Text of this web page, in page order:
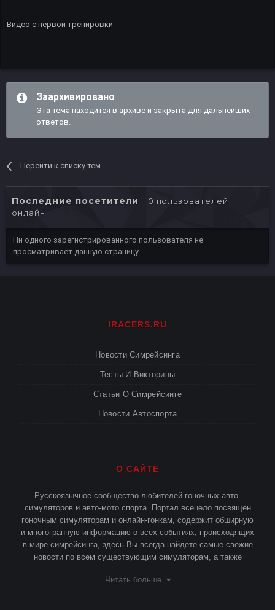
Видео с первой тренировки
Заархивировано
Эта тема находится в архиве и закрыта для дальнейших
ответов.
Перейти к списку тем
Последние посетители
0 пользователей
онлайн
Ни одного зарегистрированного пользователя не
просматривает данную страницу
IRACERS.RU
Новости Симрейсинга
Тесты И Викторины
Статьи О Симрейсинге
Новости Автоспорта
О САЙТЕ
Русскоязычное сообщество любителей гоночных авто-
симуляторов и авто-мото спорта. Портал всецело посвящен
гоночным симуляторам и онлайн-гонкам, содержит обширную
и многогранную информацию о всех событиях, происходящих
в мире симрейсинга, здесь Вы всегда найдете самые свежие
новости по всем существующим симуляторам, а также
различные статьи и публикации о симрейсинге.
Читать больше